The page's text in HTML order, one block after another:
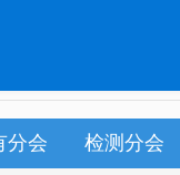
分会 检测分会